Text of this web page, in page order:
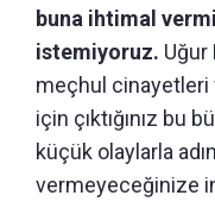
buna ihtimal
istemiyoruz. Uğur
meçhul cinayetleri
için çıktığınız bu
küçük olaylarla
vermeyeceğinize